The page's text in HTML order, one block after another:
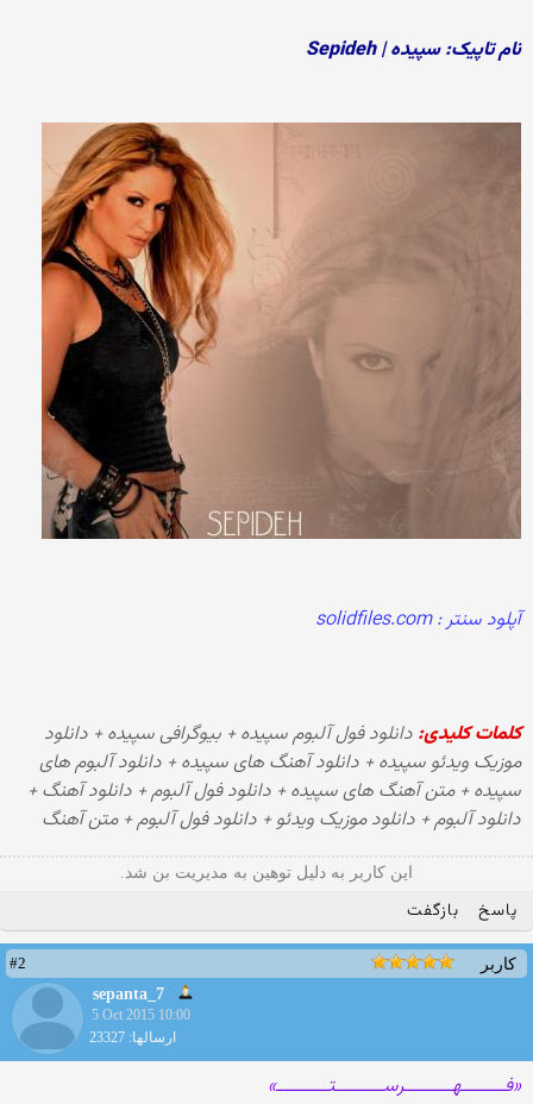
نام تاپیک: سپیده | Sepideh
آپلود سنتر : solidfiles.com
کلمات کلیدی: دانلود فول آلبوم سپیده + بیوگرافی سپیده + دانلود
موزیک ویدئو سپیده + دانلود آهنگ های سپیده + دانلود آلبوم های
سپیده + متن آهنگ های سپیده + دانلود فول آلبوم + دانلود آهنگ +
دانلود آلبوم + دانلود موزیک ویدئو + دانلود فول آلبوم + متن آهنگ
این کاربر به دلیل توهین به مدیریت بن شد.
پاسخ بازگفت
کاربر
#2
sepanta_7
5 Oct 2015 10:00
ارسالها: 23327
«فـــــــــهــــــــــرســــــــــتـــــــــــ»